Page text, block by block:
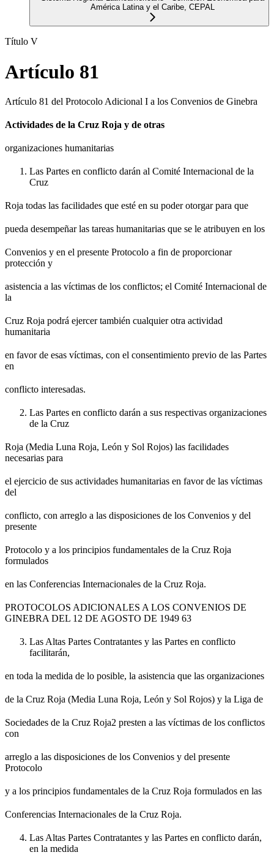
América Latina y el Caribe, CEPAL
Título V
Artículo 81
Artículo 81 del Protocolo Adicional I a los Convenios de Ginebra
Actividades de la Cruz Roja y de otras
organizaciones humanitarias
Las Partes en conflicto darán al Comité Internacional de la
Cruz
Roja todas las facilidades que esté en su poder otorgar para que
pueda desempeñar las tareas humanitarias que se le atribuyen en los
Convenios y en el presente Protocolo a fin de proporcionar
protección y
asistencia a las víctimas de los conflictos; el Comité Internacional de
la
Cruz Roja podrá ejercer también cualquier otra actividad
humanitaria
en favor de esas víctimas, con el consentimiento previo de las Partes
en
conflicto interesadas.
Las Partes en conflicto darán a sus respectivas organizaciones
de la Cruz
Roja (Media Luna Roja, León y Sol Rojos) las facilidades
necesarias para
el ejercicio de sus actividades humanitarias en favor de las víctimas
del
conflicto, con arreglo a las disposiciones de los Convenios y del
presente
Protocolo y a los principios fundamentales de la Cruz Roja
formulados
en las Conferencias Internacionales de la Cruz Roja.
PROTOCOLOS ADICIONALES A LOS CONVENIOS DE
GINEBRA DEL 12 DE AGOSTO DE 1949 63
Las Altas Partes Contratantes y las Partes en conflicto
facilitarán,
en toda la medida de lo posible, la asistencia que las organizaciones
de la Cruz Roja (Media Luna Roja, León y Sol Rojos) y la Liga de
Sociedades de la Cruz Roja2 presten a las víctimas de los conflictos
con
arreglo a las disposiciones de los Convenios y del presente
Protocolo
y a los principios fundamentales de la Cruz Roja formulados en las
Conferencias Internacionales de la Cruz Roja.
Las Altas Partes Contratantes y las Partes en conflicto darán,
en la medida